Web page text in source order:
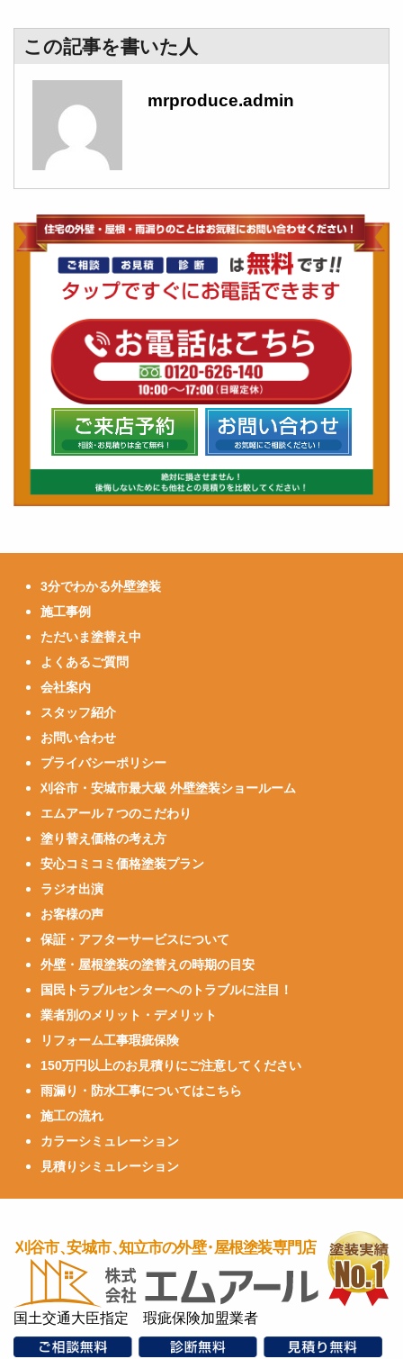
この記事を書いた人
mrproduce.admin
3分でわかる外壁塗装
施工事例
ただいま塗替え中
よくあるご質問
会社案内
スタッフ紹介
お問い合わせ
プライバシーポリシー
刈谷市・安城市最大級 外壁塗装ショールーム
エムアール７つのこだわり
塗り替え価格の考え方
安心コミコミ価格塗装プラン
ラジオ出演
お客様の声
保証・アフターサービスについて
外壁・屋根塗装の塗替えの時期の目安
国民トラブルセンターへのトラブルに注目！
業者別のメリット・デメリット
リフォーム工事瑕疵保険
150万円以上のお見積りにご注意してください
雨漏り・防水工事についてはこちら
施工の流れ
カラーシミュレーション
見積りシミュレーション
国土交通大臣指定 瑕疵保険加盟業者